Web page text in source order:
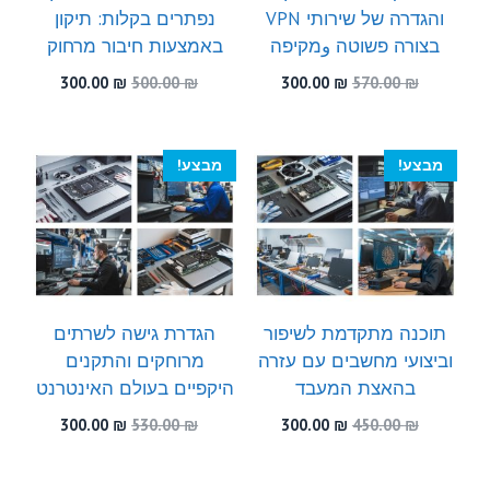
והגדרה של שירותי VPN
בצורה פשוטה وמקיפה
570.00₪
המחיר
570.00 ₪.
300.00 ₪
300.00 ₪.
נפתרים בקלות: תיקון
באמצעות חיבור מרחוק
500.00₪
המחיר
500.00 ₪.
300.00 ₪
המחיר
300.00 ₪.
מבצע!
תוכנה מתקדמת לשיפור
וביצועי מחשבים עם עזרה
בהאצת המעבד
450.00₪
המחיר
300.00 ₪
מבצע!
הגדרת גישה לשרתים
מרוחקים והתקנים
היקפיים בעולם האינטרנט
530.00₪
המחיר
300.00 ₪
המחיר